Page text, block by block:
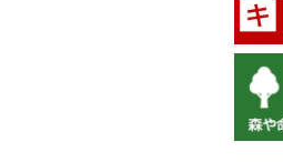
こ
だか
日付
しば